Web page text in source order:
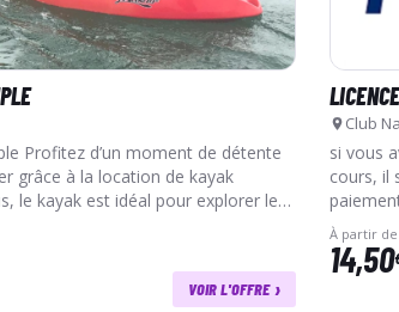
Profitez d’un moment de détente
grâce à la location de kayak
le kayak est idéal pour explorer le
VOIR L'OFFRE ›
Club
si vous
cours, il
À partir de
14,50